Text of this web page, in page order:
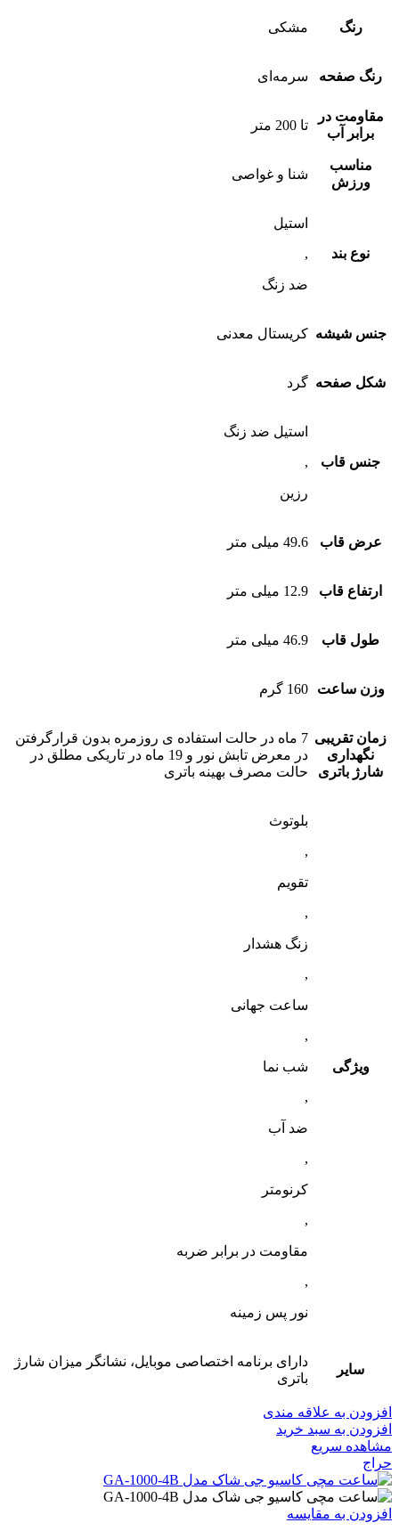
رنگ مشکی
رنگ صفحه سرمه‌ای
مقاومت در
برابر آب
تا 200 متر
مناسب
ورزش
شنا و غواصی
نوع بند
استیل
,
ضد زنگ
جنس شیشه کریستال معدنی
شکل صفحه گرد
جنس قاب
استیل ضد زنگ
,
رزین
عرض قاب 49.6 میلی متر
ارتفاع قاب 12.9 میلی متر
طول قاب 46.9 میلی متر
وزن ساعت 160 گرم
زمان تقریبی
نگهداری
شارژ باتری
7 ماه در حالت استفاده ی روزمره بدون قرارگرفتن
در معرض تابش نور و 19 ماه در تاریکی مطلق در
حالت مصرف بهینه باتری
ویژگی
بلوتوث
,
تقویم
,
زنگ هشدار
,
ساعت جهانی
,
شب‌ نما
,
ضد آب
,
کرنومتر
,
مقاومت در برابر ضربه
,
نور پس زمینه
سایر
دارای برنامه اختصاصی موبایل، نشانگر میزان شارژ
باتری
افزودن به علاقه مندی
افزودن به سبد خرید
مشاهده سریع
حراج
افزودن به مقایسه